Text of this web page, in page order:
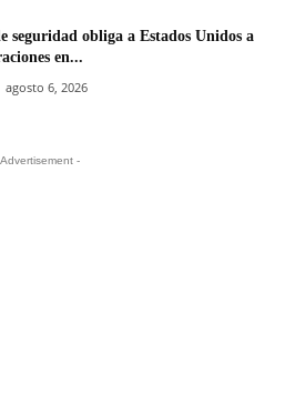
seguridad obliga a Estados Unidos a
en...
agosto 6, 2026
-